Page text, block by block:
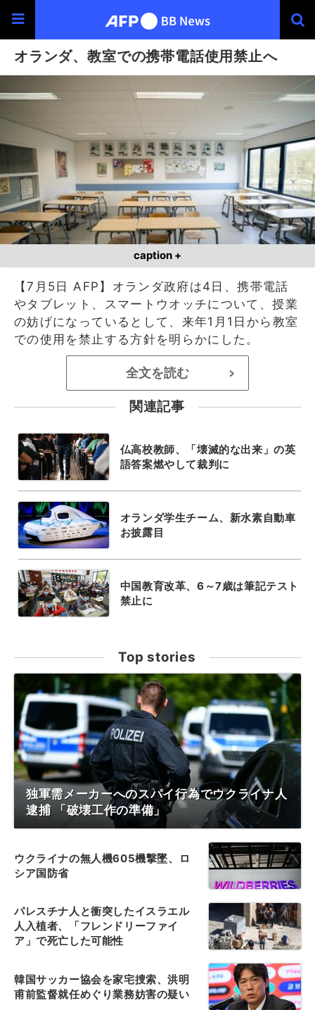
オランダ、教室での携帯電話使用禁止へ
caption +
【7月5日 AFP】オランダ政府は4日、携帯電話
やタブレット、スマートウオッチについて、授業
の妨げになっているとして、来年1月1日から教室
での使用を禁止する方針を明らかにした。
全文を読む >
関連記事
仏高校教師、「壊滅的な出来」の英
語答案燃やして裁判に
オランダ学生チーム、新水素自動車
お披露目
中国教育改革、6～7歳は筆記テスト
禁止に
Top stories
独軍需メーカーへのスパイ行為でウクライナ人
逮捕 「破壊工作の準備」
ウクライナの無人機605機撃墜、ロ
シア国防省
パレスチナ人と衝突したイスラエル
人入植者、「フレンドリーファイ
ア」で死亡した可能性
韓国サッカー協会を家宅捜索、洪明
甫前監督就任めぐり業務妨害の疑い